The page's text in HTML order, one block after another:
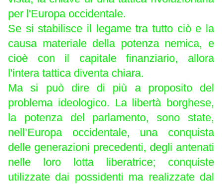
per l'Europa occidentale.
Se si stabilisce il legame tra tutto ciò e la
causa materiale della potenza nemica, e
cioè con il capitale finanziario, allora
l'intera tattica diventa chiara.
Ma si può dire di più a proposito del
problema ideologico. La libertà borghese,
la potenza del parlamento, sono state,
nell’Europa occidentale, una conquista
delle generazioni precedenti, degli antenati
nelle loro lotta liberatrice; conquiste
utilizzate dai possidenti ma realizzate dal